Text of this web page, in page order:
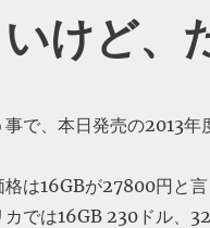
けど、
事で、本日発売の2013年
格は16GBが27800円と言
カでは16GB 230ドル、